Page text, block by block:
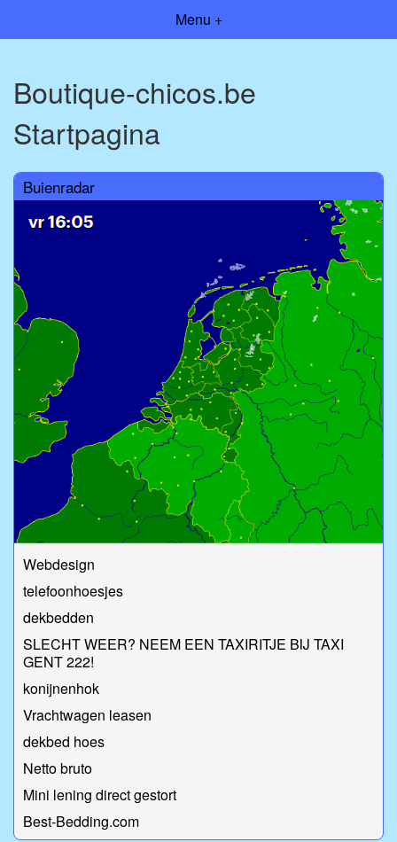
Menu +
Boutique-chicos.be
Startpagina
Buienradar
Webdesign
telefoonhoesjes
dekbedden
SLECHT WEER? NEEM EEN TAXIRITJE BIJ TAXI
GENT 222!
konijnenhok
Vrachtwagen leasen
dekbed hoes
Netto bruto
Mini lening direct gestort
Best-Bedding.com